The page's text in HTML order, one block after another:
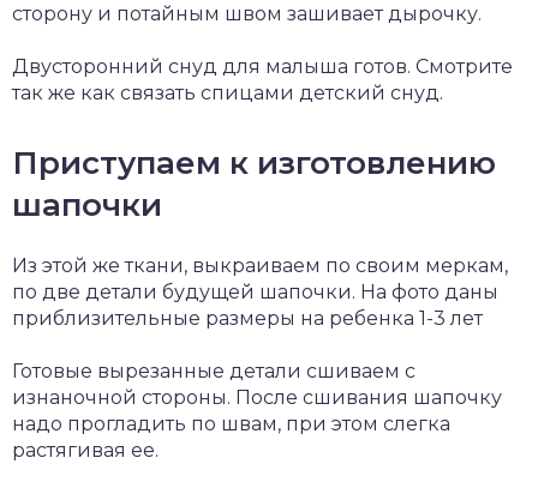
сторону и потайным швом зашивает дырочку.
Двусторонний снуд для малыша готов. Смотрите
так же как связать спицами детский снуд.
Приступаем к изготовлению
шапочки
Из этой же ткани, выкраиваем по своим меркам,
по две детали будущей шапочки. На фото даны
приблизительные размеры на ребенка 1-3 лет
Готовые вырезанные детали сшиваем с
изнаночной стороны. После сшивания шапочку
надо прогладить по швам, при этом слегка
растягивая ее.